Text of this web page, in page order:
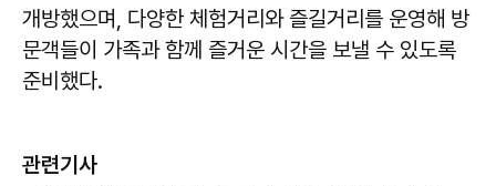
개방했으며, 다양한 체험거리와 즐길거리를 운영해 방
문객들이 가족과 함께 즐거운 시간을 보낼 수 있도록
준비했다.
관련기사